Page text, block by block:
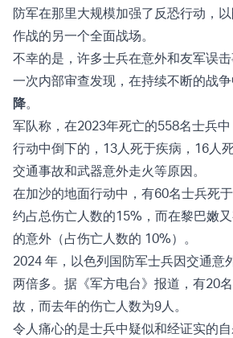
防军在那里大规模加强了反恐行动，
作战的另一个全面战场。
不幸的是，许多士兵在意外和友军误
一次内部审查发现，在持续不断的战争
降。
军队称，在2023年死亡的558名士兵
行动中倒下的，13人死于疾病，16人
交通事故和武器意外走火等原因。
在加沙的地面行动中，有60名士兵死
约占总伤亡人数的15%，而在黎巴嫩
的意外（占伤亡人数的 10%）。
2024 年，以色列国防军士兵因交通意
两倍多。据《军方电台》报道，有20
故，而去年的伤亡人数为9人。
令人痛心的是士兵中疑似和经证实的自